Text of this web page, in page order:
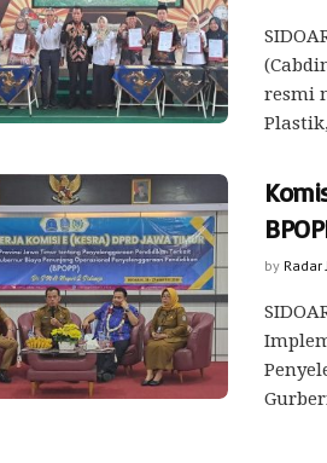
resmi
by Radar